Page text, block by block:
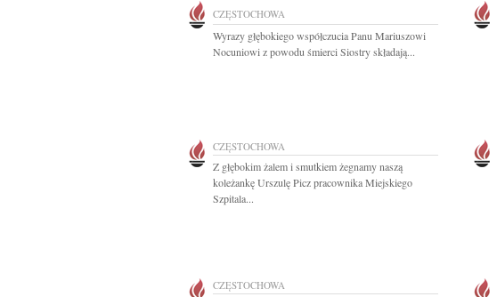
CZĘSTOCHOWA
Wyrazy głębokiego współczucia Panu Mariuszowi
Nocuniowi z powodu śmierci Siostry składają...
CZĘSTOCHOWA
Z głębokim żalem i smutkiem żegnamy naszą
koleżankę Urszulę Picz pracownika Miejskiego
Szpitala...
CZĘSTOCHOWA